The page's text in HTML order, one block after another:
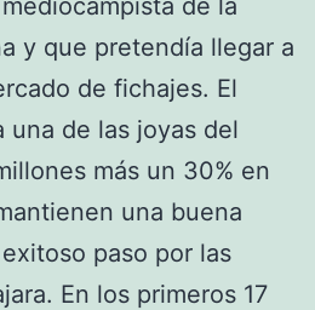
y que pretendía llegar a
de fichajes. El
una de las joyas del
más un 30% en
una buena
paso por las
En los primeros 17